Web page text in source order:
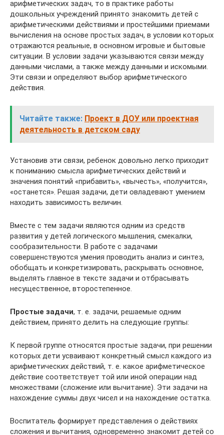
арифметических задач, то в практике работы
дошкольных учреждений принято знакомить детей с
арифметическими действиями и простейшими приемами
вычисления на основе простых задач, в условии которых
отражаются реальные, в основном игровые и бытовые
ситуации. В условии задачи указываются связи между
данными числами, а также между данными и искомыми.
Эти связи и определяют выбор арифметического
действия.
Читайте также: Проект в ДОУ или проектная
деятельность в детском саду
Установив эти связи, ребенок довольно легко приходит
к пониманию смысла арифметических действий и
значения понятий «прибавить», «вычесть», «получится»,
«останется». Решая задачи, дети овладевают умением
находить зависимость величин.
Вместе с тем задачи являются одним из средств
развития у детей логического мышления, смекалки,
сообразительности. В работе с задачами
совершенствуются умения проводить анализ и синтез,
обобщать и конкретизировать, раскрывать основное,
выделять главное в тексте задачи и отбрасывать
несущественное, второстепенное.
Простые задачи, т. е. задачи, решаемые одним
действием, принято делить на следующие группы:
К первой группе относятся простые задачи, при решении
которых дети усваивают конкретный смысл каждого из
арифметических действий, т. е. какое арифметическое
действие соответствует той или иной операции над
множествами (сложение или вычитание). Эти задачи на
нахождение суммы двух чисел и на нахождение остатка.
Воспитатель формирует представления о действиях
сложения и вычитания, одновременно знакомит детей со